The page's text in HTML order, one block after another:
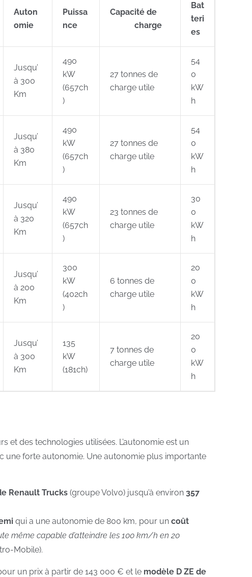
Auton
omie
Puissa
nce
Capacité de
charge
Bat
teri
es
Jusqu’
à 300
Km
490
kW
(657ch
)
27 tonnes de
charge utile
54
0
kW
h
Jusqu’
à 380
Km
490
kW
(657ch
)
27 tonnes de
charge utile
54
0
kW
h
Jusqu’
à 320
Km
490
kW
(657ch
)
23 tonnes de
charge utile
30
0
kW
h
Jusqu’
à 200
Km
300
kW
(402ch
)
6 tonnes de
charge utile
20
0
kW
h
Jusqu’
à 300
Km
135
kW
(181ch)
7 tonnes de
charge utile
20
0
kW
h
des technologies utilisées. L’autonomie est un
une forte autonomie. Une autonomie plus importante
Renault Trucks (groupe Volvo) jusqu’à environ 357
qui a une autonomie de 800 km, pour un coût
même capable d’atteindre les 100 km/h en 20
Mobile).
un prix à partir de 143 000 € et le modèle D ZE de